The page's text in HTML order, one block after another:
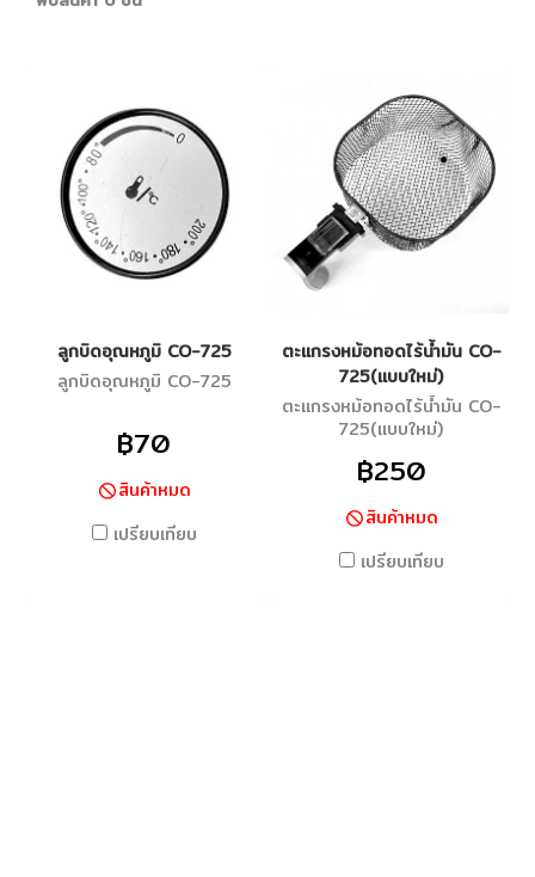
ลูกบิดอุณหภูมิ CO-725
ลูกบิดอุณหภูมิ CO-725
฿70
สินค้าหมด
เปรียบเทียบ
ตะแกรงหม้อทอดไร้น้ำมัน CO-
725(แบบใหม่)
ตะแกรงหม้อทอดไร้น้ำมัน CO-
725(แบบใหม่)
฿250
สินค้าหมด
เปรียบเทียบ